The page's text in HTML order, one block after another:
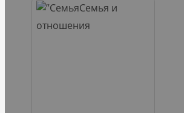
Семья и
отношения